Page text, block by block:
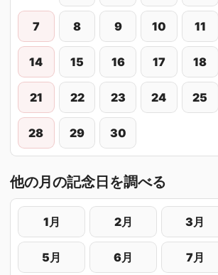
7 8 9 10 11
14 15 16 17 18
21 22 23 24 25
28 29 30
他の月の記念日を調べる
1月 2月 3月
5月 6月 7月